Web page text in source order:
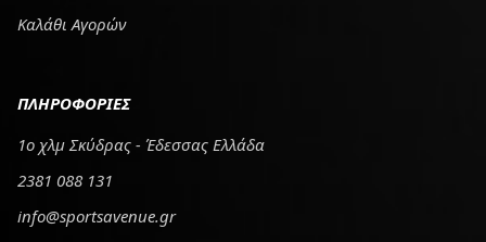
Καλάθι Αγορών
ΠΛΗΡΟΦΟΡΙΕΣ
1ο χλμ Σκύδρας - Έδεσσας Ελλάδα
2381 088 131
info@sportsavenue.gr